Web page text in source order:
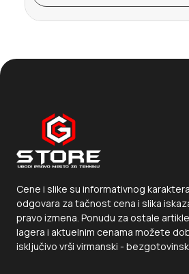
Cene i slike su informativnog
odgovara za tačnost cena i slika
pravo izmena. Ponudu za ostale
lagera i aktuelnim cenama možete
isključivo vrši virmanski -